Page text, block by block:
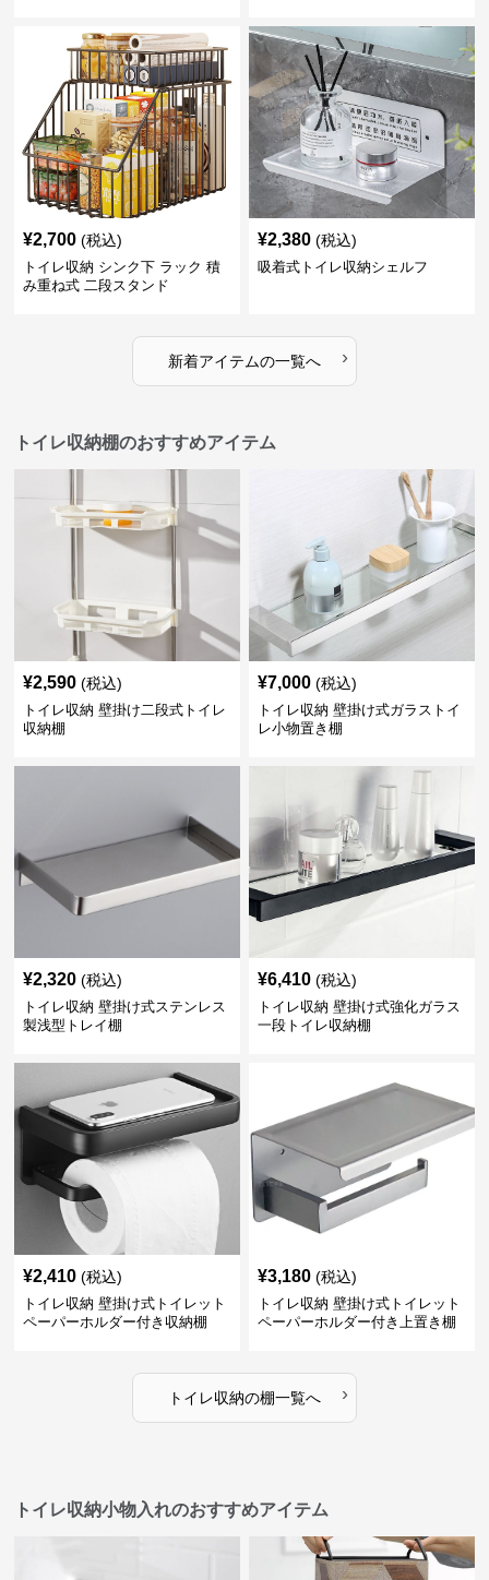
¥2,700 (税込)
トイレ収納 シンク下 ラック 積
み重ね式 二段スタンド
¥2,380 (税込)
吸着式トイレ収納シェルフ
新着アイテムの一覧へ ›
トイレ収納棚のおすすめアイテム
¥2,590 (税込)
トイレ収納 壁掛け二段式トイレ
収納棚
¥7,000 (税込)
トイレ収納 壁掛け式ガラストイ
レ小物置き棚
¥2,320 (税込)
トイレ収納 壁掛け式ステンレス
製浅型トレイ棚
¥6,410 (税込)
トイレ収納 壁掛け式強化ガラス
一段トイレ収納棚
¥2,410 (税込)
トイレ収納 壁掛け式トイレット
ペーパーホルダー付き収納棚
¥3,180 (税込)
トイレ収納 壁掛け式トイレット
ペーパーホルダー付き上置き棚
トイレ収納の棚一覧へ ›
トイレ収納小物入れのおすすめアイテム